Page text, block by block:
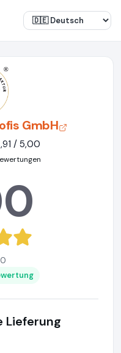
GmbH
/ 5,00
Lieferung